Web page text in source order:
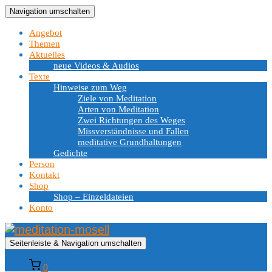
Navigation umschalten
Angebot
Themen
Aktuelles
neue Videos & Audios
Texte
Hinweise zum Weg
Ziele von Meditation
Arten von Meditation
Zwei Richtungen des Weges
Missverständnisse und Fallen
meditative Grundhaltungen
Gedichte
Person
Kontakt
Shop
Shop – Einzeldateien
Konto
Seitenleiste & Navigation umschalten
0